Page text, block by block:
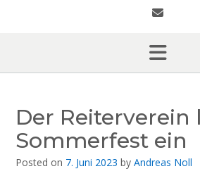
Der Reiterverein
Sommerfest ein
Posted on 7. Juni 2023 by Andreas Noll